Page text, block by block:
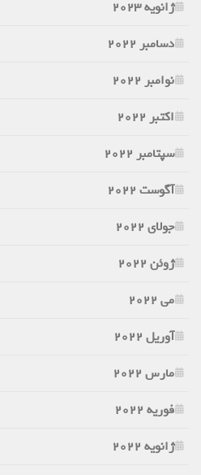
ژانویه 2023
دسامبر 2022
نوامبر 2022
اکتبر 2022
سپتامبر 2022
آگوست 2022
جولای 2022
ژوئن 2022
می 2022
آوریل 2022
مارس 2022
فوریه 2022
ژانویه 2022